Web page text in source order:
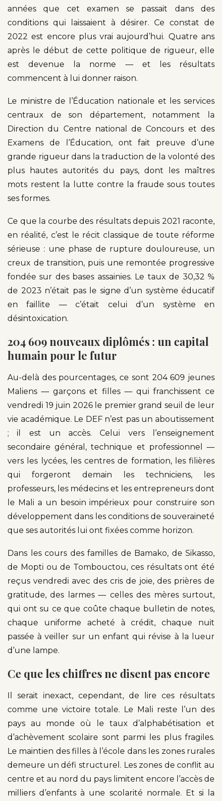
années que cet examen se passait dans des
conditions qui laissaient à désirer. Ce constat de
2022 est encore plus vrai aujourd’hui. Quatre ans
après le début de cette politique de rigueur, elle
est devenue la norme — et les résultats
commencent à lui donner raison.
Le ministre de l’Éducation nationale et les services
centraux de son département, notamment la
Direction du Centre national de Concours et des
Examens de l’Éducation, ont fait preuve d’une
grande rigueur dans la traduction de la volonté des
plus hautes autorités du pays, dont les maîtres
mots restent la lutte contre la fraude sous toutes
ses formes.
Ce que la courbe des résultats depuis 2021 raconte,
en réalité, c’est le récit classique de toute réforme
sérieuse : une phase de rupture douloureuse, un
creux de transition, puis une remontée progressive
fondée sur des bases assainies. Le taux de 30,32 %
de 2023 n’était pas le signe d’un système éducatif
en faillite — c’était celui d’un système en
désintoxication.
204 609 nouveaux diplômés : un capital
humain pour le futur
Au-delà des pourcentages, ce sont 204 609 jeunes
Maliens — garçons et filles — qui franchissent ce
vendredi 19 juin 2026 le premier grand seuil de leur
vie académique. Le DEF n’est pas un aboutissement
; il est un accès. Celui vers l’enseignement
secondaire général, technique et professionnel —
vers les lycées, les centres de formation, les filières
qui forgeront demain les techniciens, les
professeurs, les médecins et les entrepreneurs dont
le Mali a un besoin impérieux pour construire son
développement dans les conditions de souveraineté
que ses autorités lui ont fixées comme horizon.
Dans les cours des familles de Bamako, de Sikasso,
de Mopti ou de Tombouctou, ces résultats ont été
reçus vendredi avec des cris de joie, des prières de
gratitude, des larmes — celles des mères surtout,
qui ont su ce que coûte chaque bulletin de notes,
chaque uniforme acheté à crédit, chaque nuit
passée à veiller sur un enfant qui révise à la lueur
d’une lampe.
Ce que les chiffres ne disent pas encore
Il serait inexact, cependant, de lire ces résultats
comme une victoire totale. Le Mali reste l’un des
pays au monde où le taux d’alphabétisation et
d’achèvement scolaire sont parmi les plus fragiles.
Le maintien des filles à l’école dans les zones rurales
demeure un défi structurel. Les zones de conflit au
centre et au nord du pays limitent encore l’accès de
milliers d’enfants à une scolarité normale. Et si la